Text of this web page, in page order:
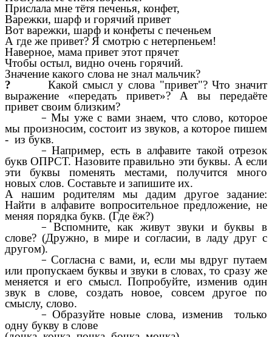
Прислала мне тётя печенья, конфет,
Варежки, шарф и горячий привет
Вот варежки, шарф и конфеты с печеньем
А где же привет? Я смотрю с нетерпеньем!
Наверное, мама привет этот прячет
Чтобы остыл, видно очень горячий.
Значение какого слова не знал мальчик?
?Какой смысл у слова "привет"? Что значит
выражение «передать привет»? А вы передаёте
привет своим близким?
Мы уже с вами знаем, что слово, которое
мы произносим, состоит из звуков, а которое пишем
- из букв.
Например, есть в алфавите такой отрезок
букв ОПРСТ. Назовите правильно эти буквы. А если
эти буквы поменять местами, получится много
новых слов. Составьте и запишите их.
А нашим родителям мы дадим другое задание:
Найти в алфавите вопросительное предложение, не
меняя порядка букв. (Где ёж?)
Вспомните, как живут звуки и буквы в
слове? (Дружно, в мире и согласии, в ладу друг с
другом).
Согласна с вами, и, если мы вдруг путаем
или пропускаем буквы и звуки в словах, то сразу же
меняется и его смысл. Попробуйте, изменив один
звук в слове, создать новое, совсем другое по
смыслу, слово.
Образуйте новые слова, изменив только
одну букву в слове